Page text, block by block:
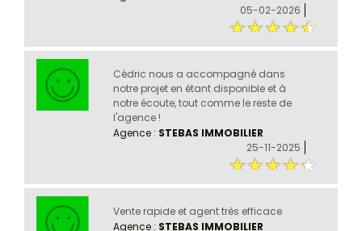
05-02-2026
Cédric nous a accompagné dans
notre projet en étant disponible et à
notre écoute, tout comme le reste de
l'agence !
Agence : STEBAS IMMOBILIER
25-11-2025
Vente rapide et agent très efficace
Agence : STEBAS IMMOBILIER